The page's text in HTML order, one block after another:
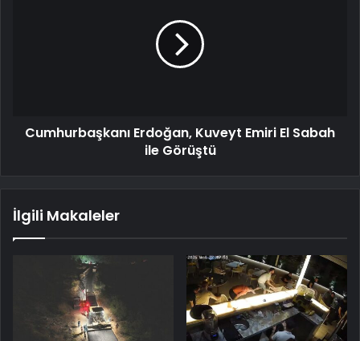
Cumhurbaşkanı Erdoğan, Kuveyt Emiri El Sabah
ile Görüştü
İlgili Makaleler